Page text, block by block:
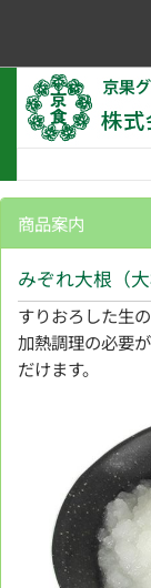
商品案内
みぞれ大根（大
すりおろした生
加熱調理の必要
だけます。